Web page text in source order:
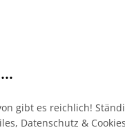
gibt es reichlich!
Datenschutz &